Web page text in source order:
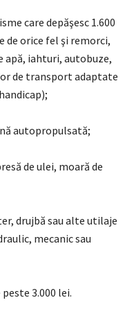
care depăşesc 1.600
orice fel şi remorci,
apă, iahturi, autobuze,
de transport adaptate
autopropulsată;
de ulei, moară de
drujbă sau alte utilaje
mecanic sau
3.000 lei.